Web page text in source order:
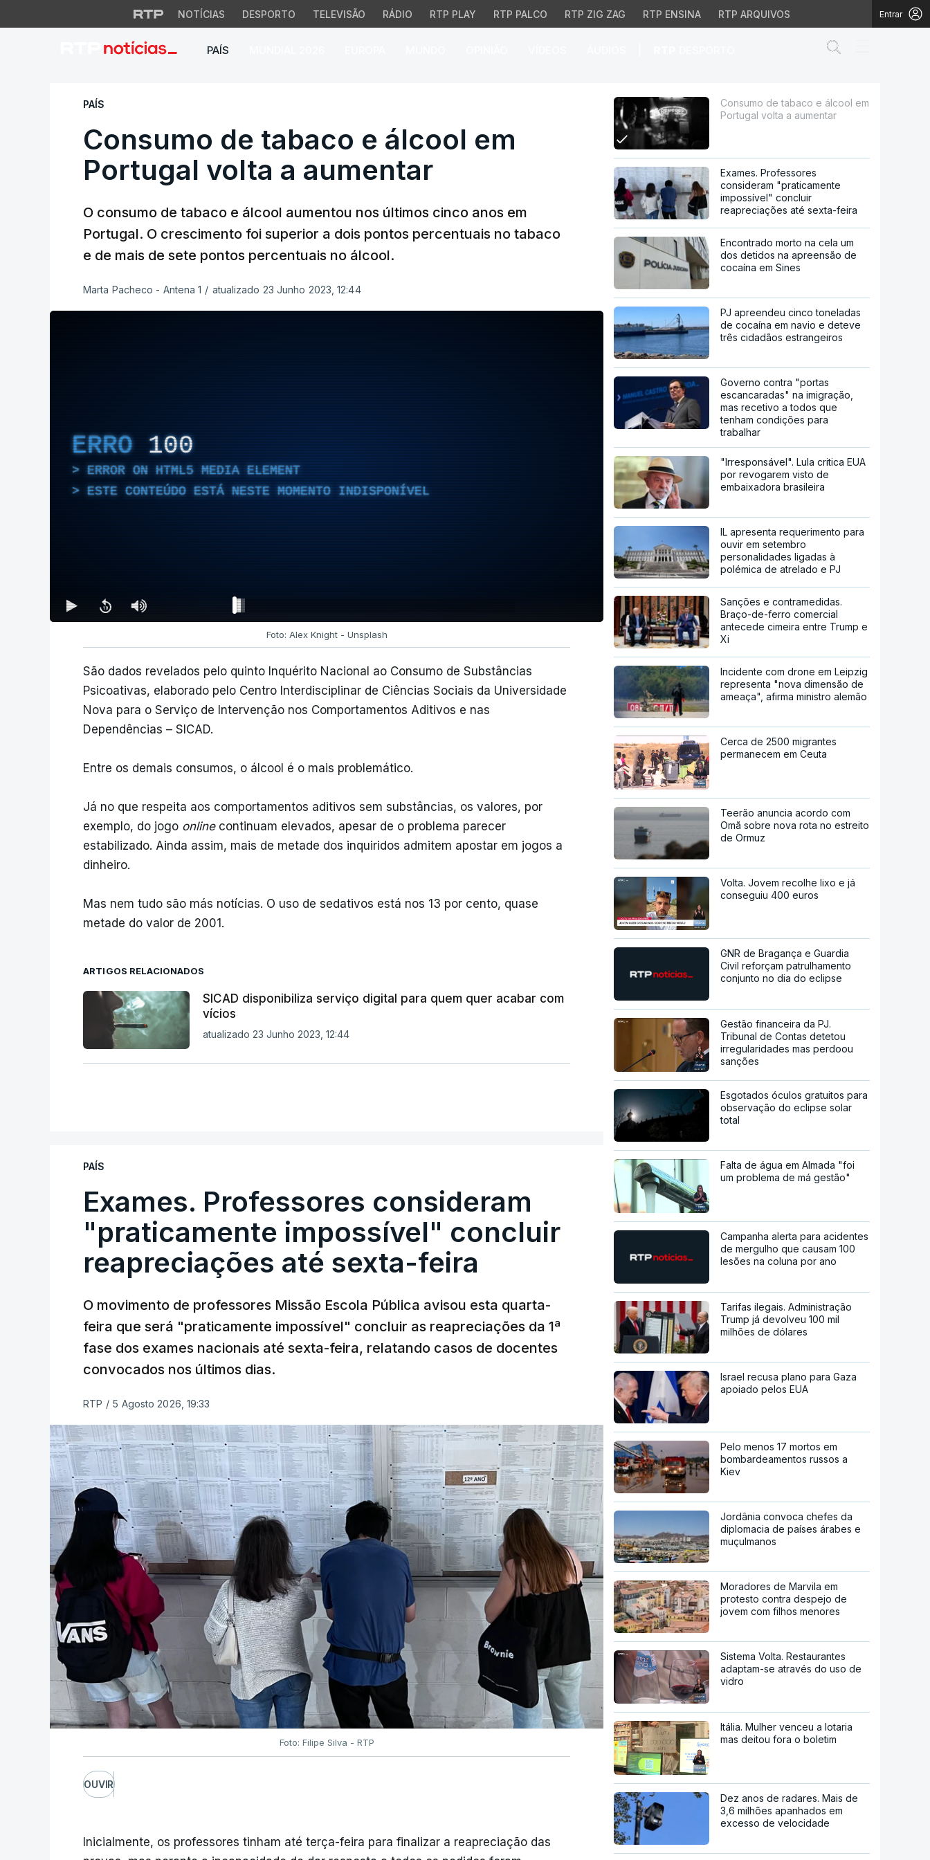
NOTÍCIAS DESPORTO TELEVISÃO RÁDIO RTP PLAY RTP PALCO RTP ZIG ZAG RTP ENSINA RTP ARQUIVOS Entrar
PAÍS
Consumo de tabaco e álcool em Portugal volta a aumentar
PAÍS
Consumo de tabaco e álcool em
Portugal volta a aumentar
O consumo de tabaco e álcool aumentou nos últimos cinco anos em
Portugal. O crescimento foi superior a dois pontos percentuais no tabaco
e de mais de sete pontos percentuais no álcool.
Marta Pacheco - Antena 1 / atualizado 23 Junho 2023, 12:44
ERRO 100
ERROR ON HTML5 MEDIA ELEMENT
ESTE CONTEÚDO ESTÁ NESTE MOMENTO INDISPONÍVEL
Foto: Alex Knight - Unsplash
São dados revelados pelo quinto Inquérito Nacional ao Consumo de Substâncias
Psicoativas, elaborado pelo Centro Interdisciplinar de Ciências Sociais da Universidade
Nova para o Serviço de Intervenção nos Comportamentos Aditivos e nas
Dependências – SICAD.
Entre os demais consumos, o álcool é o mais problemático.
Já no que respeita aos comportamentos aditivos sem substâncias, os valores, por
exemplo, do jogo onlinecontinuam elevados, apesar de o problema parecer
estabilizado. Ainda assim, mais de metade dos inquiridos admitem apostar em jogos a
dinheiro.
Mas nem tudo são más notícias. O uso de sedativos está nos 13 por cento, quase
metade do valor de 2001.
ARTIGOS RELACIONADOS
SICAD disponibiliza serviço digital para quem quer acabar com
vícios
atualizado 23 Junho 2023, 12:44
PAÍS
Exames. Professores consideram
"praticamente impossível" concluir
reapreciações até sexta-feira
O movimento de professores Missão Escola Pública avisou esta quarta-
feira que será "praticamente impossível" concluir as reapreciações da 1ª
fase dos exames nacionais até sexta-feira, relatando casos de docentes
convocados nos últimos dias.
RTP / 5 Agosto 2026, 19:33
Foto: Filipe Silva - RTP
OUVIR
Inicialmente, os professores tinham até terça-feira para finalizar a reapreciação das
Consumo de tabaco e álcool em
Portugal volta a aumentar
Exames. Professores
consideram "praticamente
impossível" concluir
reapreciações até sexta-feira
Encontrado morto na cela um
dos detidos na apreensão de
cocaína em Sines
PJ apreendeu cinco toneladas
de cocaína em navio e deteve
três cidadãos estrangeiros
Governo contra "portas
escancaradas" na imigração,
mas recetivo a todos que
tenham condições para
trabalhar
"Irresponsável". Lula critica EUA
por revogarem visto de
embaixadora brasileira
IL apresenta requerimento para
ouvir em setembro
personalidades ligadas à
polémica de atrelado e PJ
Sanções e contramedidas.
Braço-de-ferro comercial
antecede cimeira entre Trump e
Xi
Incidente com drone em Leipzig
representa "nova dimensão de
ameaça", afirma ministro alemão
Cerca de 2500 migrantes
permanecem em Ceuta
Teerão anuncia acordo com
Omã sobre nova rota no estreito
de Ormuz
Volta. Jovem recolhe lixo e já
conseguiu 400 euros
GNR de Bragança e Guardia
Civil reforçam patrulhamento
conjunto no dia do eclipse
Gestão financeira da PJ.
Tribunal de Contas detetou
irregularidades mas perdoou
sanções
Esgotados óculos gratuitos para
observação do eclipse solar
total
Falta de água em Almada "foi
um problema de má gestão"
Campanha alerta para acidentes
de mergulho que causam 100
lesões na coluna por ano
Tarifas ilegais. Administração
Trump já devolveu 100 mil
milhões de dólares
Israel recusa plano para Gaza
apoiado pelos EUA
Pelo menos 17 mortos em
bombardeamentos russos a
Kiev
Jordânia convoca chefes da
diplomacia de países árabes e
muçulmanos
Moradores de Marvila em
protesto contra despejo de
jovem com filhos menores
Sistema Volta. Restaurantes
adaptam-se através do uso de
vidro
Itália. Mulher venceu a lotaria
mas deitou fora o boletim
Dez anos de radares. Mais de
3,6 milhões apanhados em
excesso de velocidade